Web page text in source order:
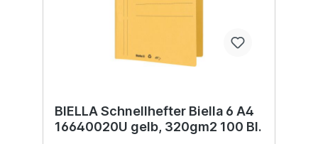
BIELLA Schnellhefter Biella 6 A4
16640020U gelb, 320gm2 100 Bl.